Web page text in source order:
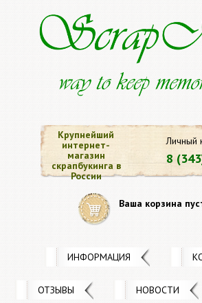
Личный
8
Крупнейший
интернет-
магазин
скрапбукинга в
России
Ваша корзина
ИНФОРМАЦИЯ
ОТЗЫВЫ НОВОСТИ